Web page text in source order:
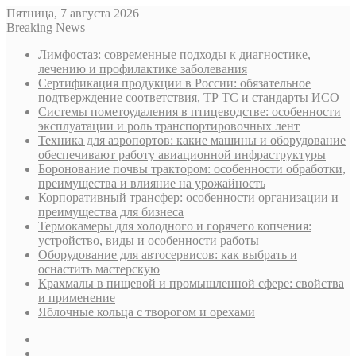
Пятница, 7 августа 2026
Breaking News
Лимфостаз: современные подходы к диагностике,
лечению и профилактике заболевания
Сертификация продукции в России: обязательное
подтверждение соответствия, ТР ТС и стандарты ИСО
Системы пометоудаления в птицеводстве: особенности
эксплуатации и роль транспортировочных лент
Техника для аэропортов: какие машины и оборудование
обеспечивают работу авиационной инфраструктуры
Боронование почвы трактором: особенности обработки,
преимущества и влияние на урожайность
Корпоративный трансфер: особенности организации и
преимущества для бизнеса
Термокамеры для холодного и горячего копчения:
устройство, виды и особенности работы
Оборудование для автосервисов: как выбрать и
оснастить мастерскую
Крахмалы в пищевой и промышленной сфере: свойства
и применение
Яблочные кольца с творогом и орехами